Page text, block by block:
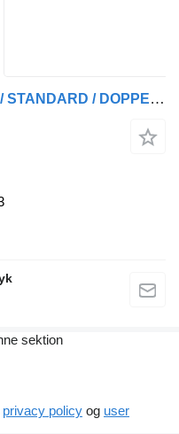
Schmitz Cargobull IZOTERMA / STANDARD / DOPPELSTOCK / RAMA OCYNK
sektion
privacy policy og user